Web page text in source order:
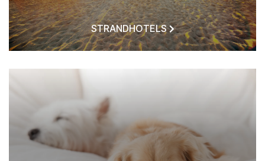
STRANDHOTELS